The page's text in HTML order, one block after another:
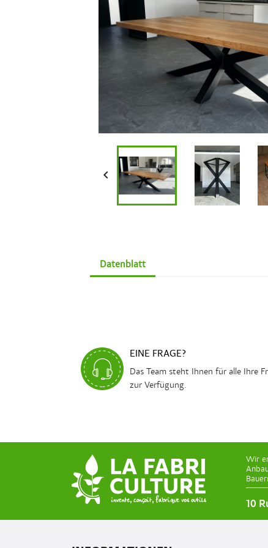

Datenblatt
EINE FRAGE?
Das Team steht Ihnen für alle Ihre
zur Verfügung.
Wir
10